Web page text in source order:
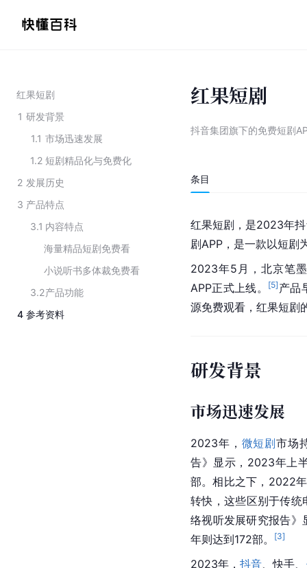
红果短剧
1 研发背景
1.1 市场迅速发展
1.2 短剧精品化与免费化
2 发展历史
3 产品特点
3.1 内容特点
海量精品短剧免费看
小说听书多体裁免费看
3.2产品功能
4 参考资料
红果短剧
抖音集团旗下的免费短剧
条目
红果短剧，是2023年
剧APP，是一款以短剧
2023年5月，北京笔
APP正式上线。
[5] 产品
源免费观看，红果短剧
研发背景
市场迅速发展
2023年， 微短剧市场
告》显示，2023年上
部。相比之下，2022
转快，这些区别于传
络视听发展研究报告
年则达到172部。
[3]
2023年，抖音 、快手、